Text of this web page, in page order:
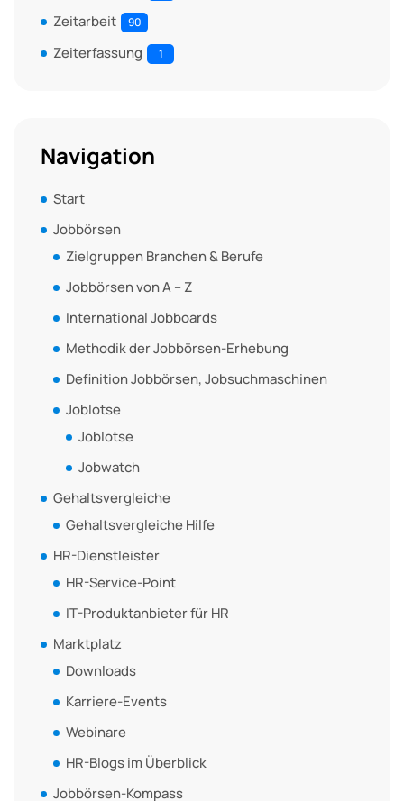
Zeitarbeit 90
Zeiterfassung 1
Navigation
Start
Jobbörsen
Zielgruppen Branchen & Berufe
Jobbörsen von A – Z
International Jobboards
Methodik der Jobbörsen-Erhebung
Definition Jobbörsen, Jobsuchmaschinen
Joblotse
Joblotse
Jobwatch
Gehaltsvergleiche
Gehaltsvergleiche Hilfe
HR-Dienstleister
HR-Service-Point
IT-Produktanbieter für HR
Marktplatz
Downloads
Karriere-Events
Webinare
HR-Blogs im Überblick
Jobbörsen-Kompass